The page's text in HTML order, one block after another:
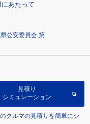
にあたって
公安委員会 第
見積り
シミュレーション
クルマの見積りを簡単にシ